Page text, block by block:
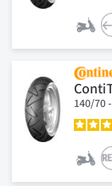
140/70